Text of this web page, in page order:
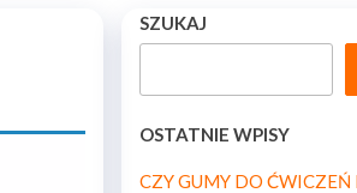
SZUKAJ
OSTATNIE WPISY
CZY GUMY DO ĆWICZEŃ